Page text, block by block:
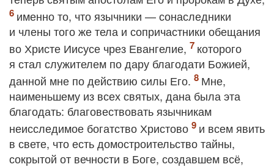
именно то, что язычники — сонаследники
и члены того же тела и сопричастники обещания
во Христе Иисусе чрез Евангелие,
которого
я стал служителем по дару благодати Божией,
данной мне по действию силы Его.
Мне,
наименьшему из всех святых, дана была эта
благодать: благовествовать язычникам
неисследимое богатство Христово
и всем явить
в свете, что есть домостроительство тайны,
сокрытой от вечности в Боге, создавшем всё,